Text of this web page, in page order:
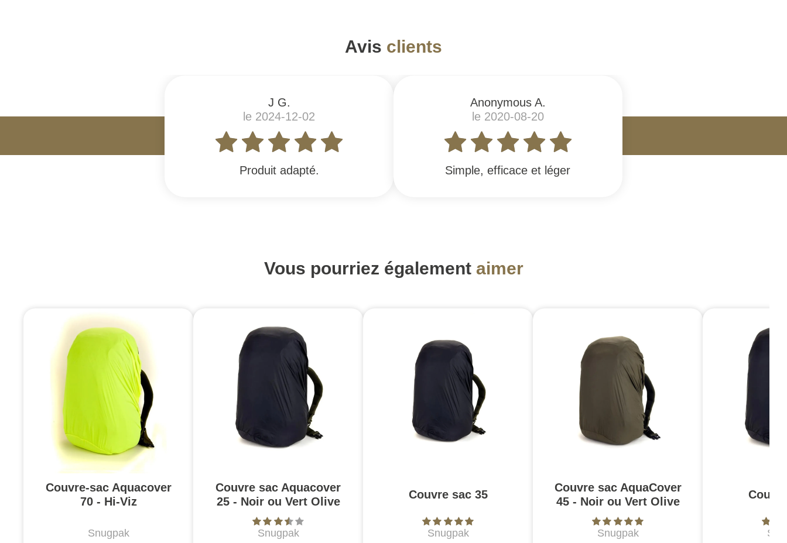
Avis clients
J G.
le 2024-12-02
Produit adapté.
Anonymous A.
le 2020-08-20
Simple, efficace et léger
Vous pourriez également aimer
Couvre-sac Aquacover
70 - Hi-Viz
Snugpak
Couvre sac Aquacover
25 - Noir ou Vert Olive
Snugpak
Couvre sac 35
Snugpak
Couvre sac AquaCover
45 - Noir ou Vert Olive
Snugpak